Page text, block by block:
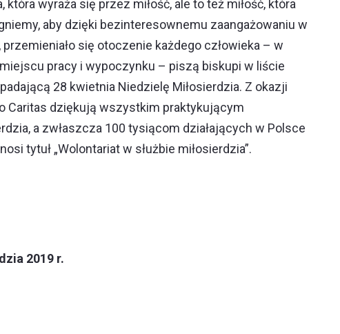
która wyraża się przez miłość, ale to też miłość, która
aby dzięki bezinteresownemu zaangażowaniu w
się otoczenie każdego człowieka – w
pracy i wypoczynku – piszą biskupi w liście
28 kwietnia Niedzielę Miłosierdzia. Z okazji
Caritas dziękują wszystkim praktykującym
a zwłaszcza 100 tysiącom działających w Polsce
tytuł „Wolontariat w służbie miłosierdzia”.
2019 r.